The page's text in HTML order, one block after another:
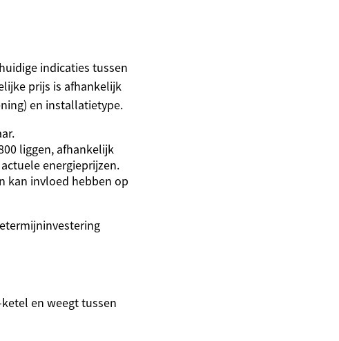
indicaties tussen
prijs is afhankelijk
en installatietype.
liggen, afhankelijk
energieprijzen.
kan invloed hebben op
en weegt tussen